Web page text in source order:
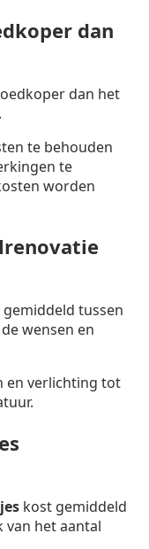
dan
dan het
te behouden
te
worden
tussen
wensen en
en verlichting tot
kost gemiddeld
van het aantal